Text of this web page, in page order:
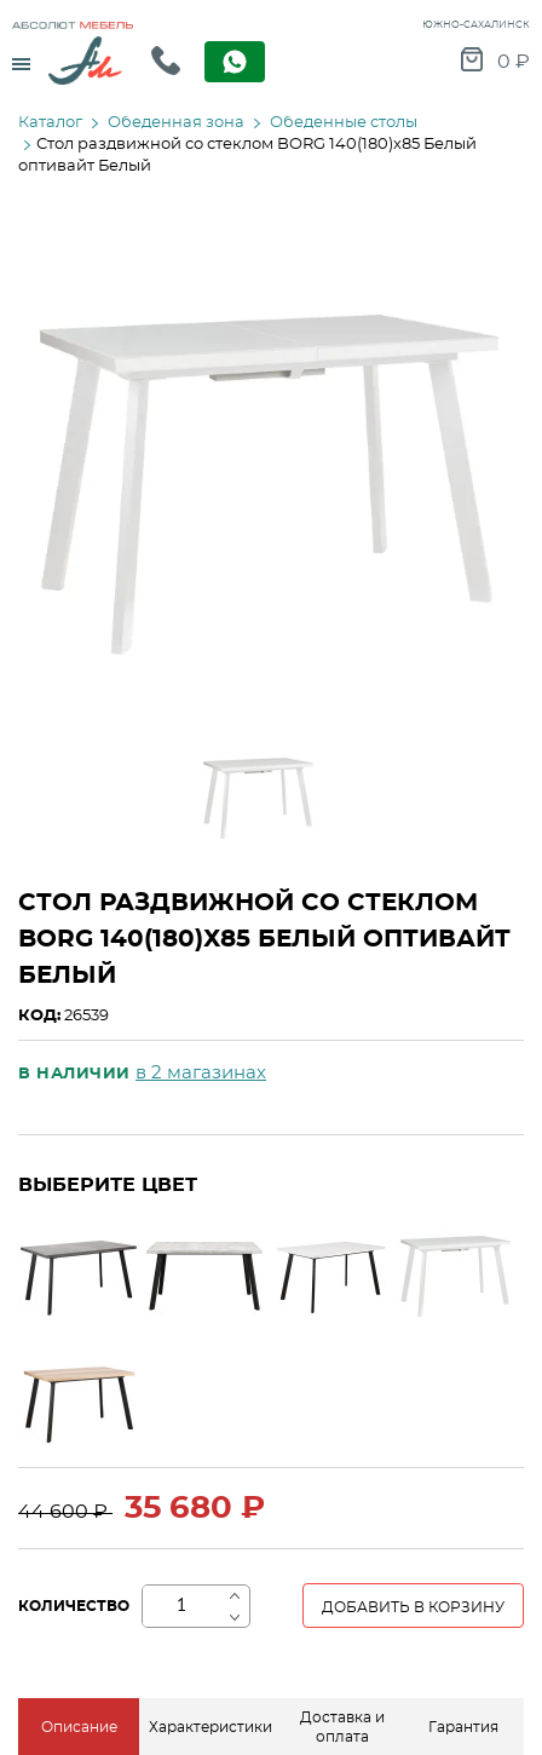
Menu
ЮЖНО-САХАЛИНСК
0 ₽
Каталог Обеденная зона
Обеденные столы
Стол раздвижной со стеклом BORG 140(180)х85 Белый
оптивайт Белый
СТОЛ РАЗДВИЖНОЙ СО СТЕКЛОМ
BORG 140(180)Х85 БЕЛЫЙ ОПТИВАЙТ
БЕЛЫЙ
КОД: 26539
В НАЛИЧИИ в 2 магазинах
ВЫБЕРИТЕ ЦВЕТ
44 600 ₽ 35 680 ₽
КОЛИЧЕСТВО ДОБАВИТЬ В КОРЗИНУ
Описание Характеристики
Доставка и
оплата
Гарантия